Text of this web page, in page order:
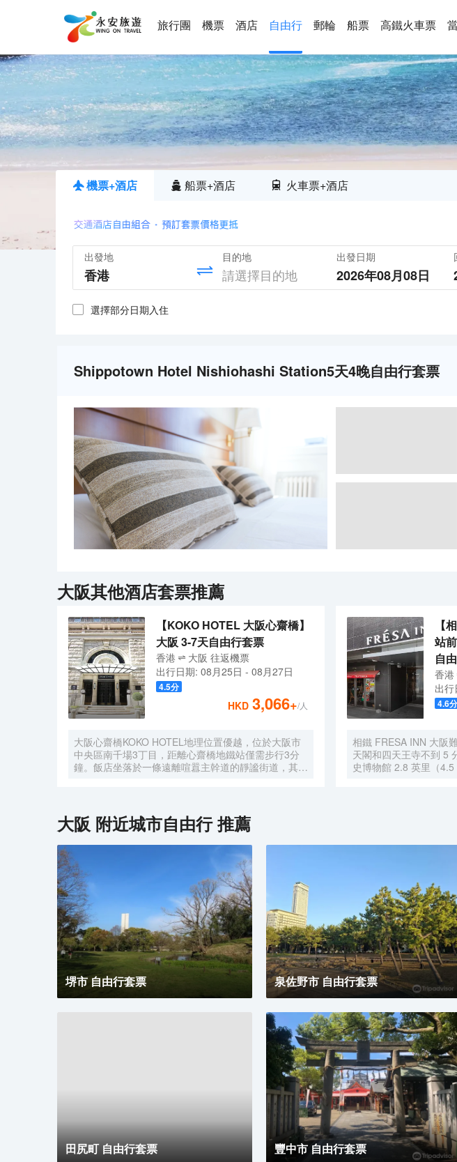
旅行團 機票 酒店 自由行 郵輪 船票 高鐵火車票
機票+酒店 船票+酒店 火車票+酒店
出發地 目的地 出發日期
2026年08月08日
選擇部分日期入住
Shippotown Hotel Nishiohashi Station5天4晚自由行套票
大阪其他酒店套票推薦
【KOKO HOTEL 大阪心齋橋】
大阪 3-7天自由行套票
香港 大阪 往返機票
出行日期: 08月25日 - 08月27日
4.5分
HKD 3,066+/人
大阪心齋橋KOKO HOTEL地理位置優越，位於大阪市
中央區南千場3丁目，距離心齋橋地鐵站僅需步行3分
鐘。飯店坐落於一條遠離喧囂主幹道的靜謐街道，其宏
【
站
自
香港
出行
4.6分
相鐵 FRESA INN 大阪
天閣和四天王寺不到 5
史博物館 2.8 英里（
的卧床備有羽絨被和高
泡浴缸和免費洗浴用品。
大阪 附近城市自由行 推薦
堺市 自由行套票 泉佐野市 自由行套票
田尻町 自由行套票 豐中市 自由行套票